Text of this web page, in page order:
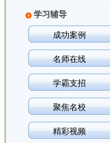
学习辅导
成功案例
名师在线
学霸支招
聚焦名校
精彩视频